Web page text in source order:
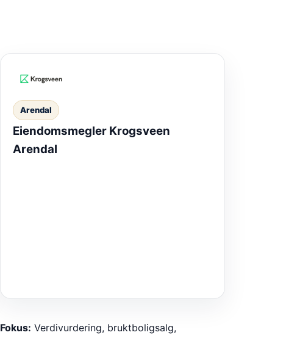
Arendal
Eiendomsmegler Krogsveen
Arendal
Fokus: Verdivurdering, bruktboligsalg,